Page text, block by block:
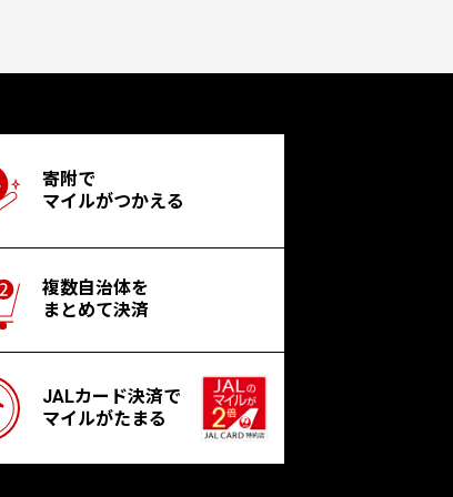
寄附で
マイルがつかえる
複数自治体を
まとめて決済
JALカード決済で
マイルがたまる